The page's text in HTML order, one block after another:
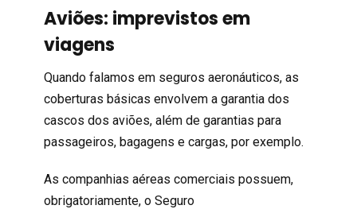
Aviões: imprevistos em
viagens
Quando falamos em seguros aeronáuticos, as
coberturas básicas envolvem a garantia dos
cascos dos aviões, além de garantias para
passageiros, bagagens e cargas, por exemplo.
As companhias aéreas comerciais possuem,
obrigatoriamente, o Seguro